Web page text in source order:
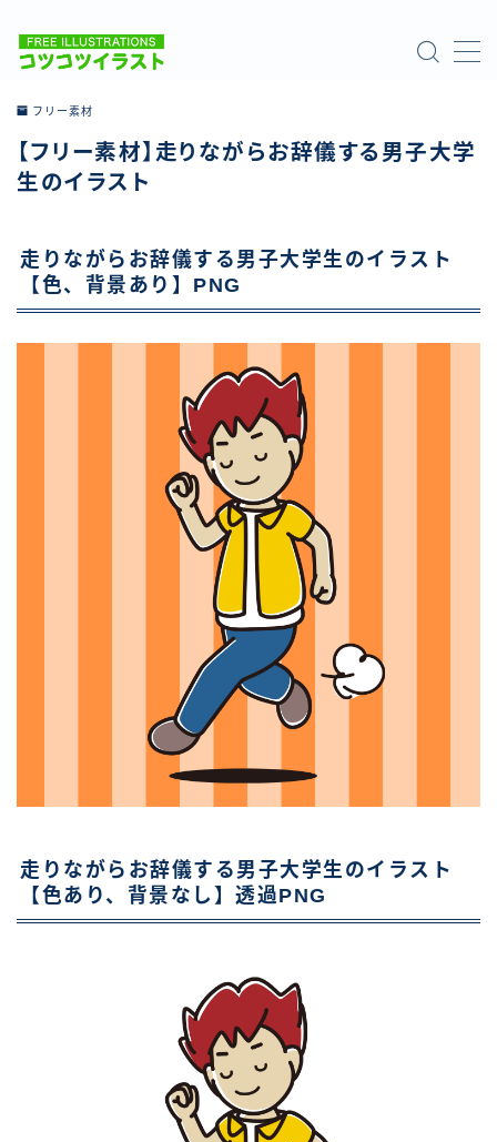
ホーム
お問い合わせ
フリー素材
【フリー素材】走りながらお辞儀する男子大学
生のイラスト
走りながらお辞儀する男子大学生のイラスト
【色、背景あり】PNG
走りながらお辞儀する男子大学生のイラスト
【色あり、背景なし】透過PNG